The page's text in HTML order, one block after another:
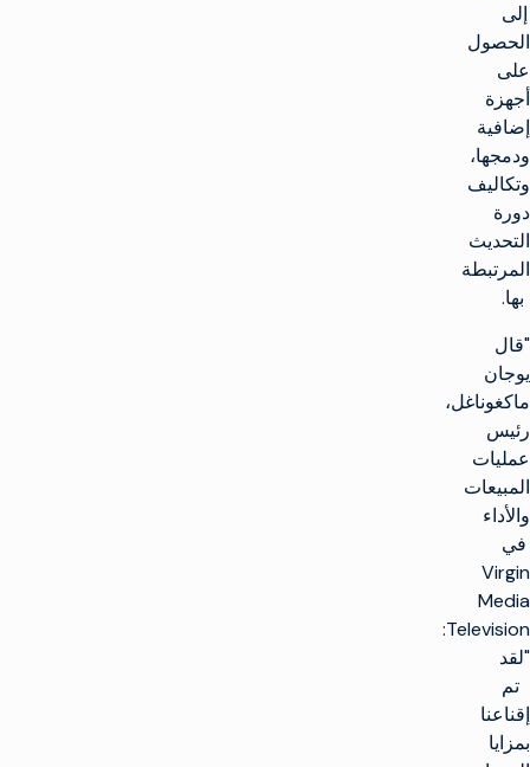
إلى
الحصول
على
أجهزة
إضافية
ودمجها،
وتكاليف
دورة
التحديث
المرتبطة
بها.
"قال
يوجان
ماكغوناغل،
رئيس
عمليات
المبيعات
والأداء
في
Virgin
Media
Television:
"لقد
تم
إقناعنا
بمزايا